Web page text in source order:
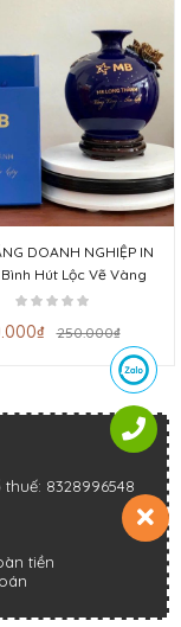
DOANH NGHIỆP IN
Hút Lộc Vẽ Vàng
250.000₫
₫
thuế: 8328996548
tiền